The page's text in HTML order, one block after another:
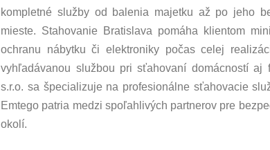
kompletné služby od balenia majetku až po jeho
mieste. Stahovanie Bratislava pomáha klientom
ochranu nábytku či elektroniky počas celej
vyhľadávanou službou pri sťahovaní domácností aj
s.r.o. sa špecializuje na profesionálne sťahovacie
Emtego patria medzi spoľahlivých partnerov pre
okolí.